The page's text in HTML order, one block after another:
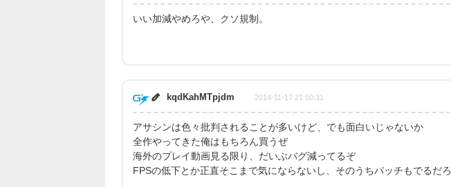
いい加減やめろや、クソ規制。
kqdKahMTpjdm 2014-11-17 21:50:31
アサシンは色々批判されることが多いけど、でも面白いじゃないか
全作やってきた俺はもちろん買うぜ
海外のプレイ動画見る限り、だいぶバグ減ってるぞ
FPSの低下とか正直そこまで気にならないし、そのうちパッチもでるだろ